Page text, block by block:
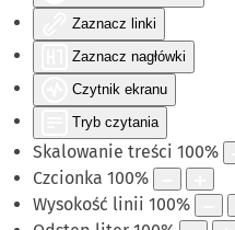
Zaznacz linki
Zaznacz nagłówki
Czytnik ekranu
Tryb czytania
Skalowanie treści 100%
Czcionka 100%
Wysokość linii 100%